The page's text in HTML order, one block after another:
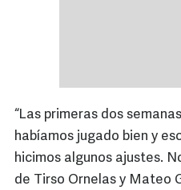
“Las primeras dos
habíamos jugado bien y
hicimos algunos ajustes.
de Tirso Ornelas y Mateo